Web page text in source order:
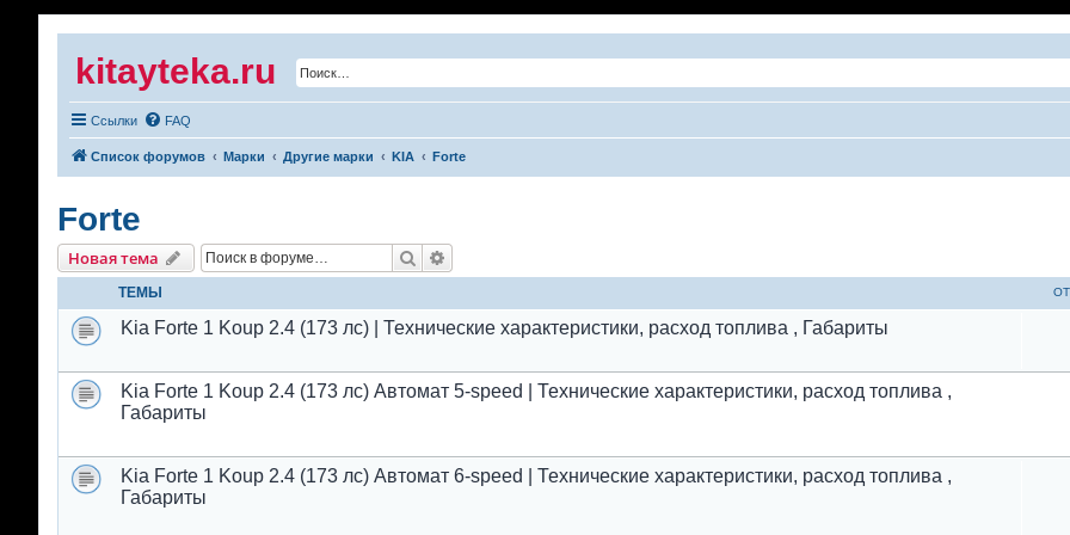
kitayteka.ru
Ссылки FAQ
Список форумов Марки Другие марки KIA Forte
Forte
Новая тема Поиск
ТЕМЫ
Kia Forte 1 Koup 2.4 (173 лс) | Технические характеристики, расход топлива , Габариты
Kia Forte 1 Koup 2.4 (173 лс) Автомат 5-speed | Технические характеристики, расход топлива ,
Габариты
Kia Forte 1 Koup 2.4 (173 лс) Автомат 6-speed | Технические характеристики, расход топлива ,
Габариты